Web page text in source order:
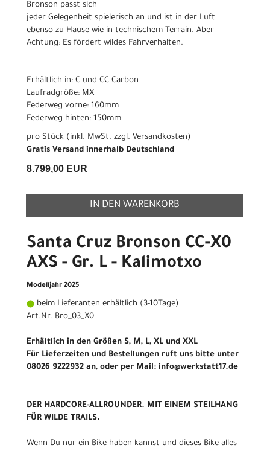
Bronson passt sich
jeder Gelegenheit spielerisch an und ist in der Luft
ebenso zu Hause wie in technischem Terrain. Aber
Achtung: Es fördert wildes Fahrverhalten.
Erhältlich in: C und CC Carbon
Laufradgröße: MX
Federweg vorne: 160mm
Federweg hinten: 150mm
pro Stück (inkl. MwSt. zzgl. Versandkosten)
Gratis Versand innerhalb Deutschland
8.799,00 EUR
IN DEN WARENKORB
Santa Cruz Bronson CC-X0
AXS - Gr. L - Kalimotxo
Modelljahr 2025
beim Lieferanten erhältlich (3-10Tage)
Art.Nr. Bro_03_X0
Erhältlich in den Größen S, M, L, XL und XXL
Für Lieferzeiten und Bestellungen ruft uns bitte unter
08026 9222932 an, oder per Mail: info@werkstatt17.de
DER HARDCORE-ALLROUNDER. MIT EINEM STEILHANG
FÜR WILDE TRAILS.
Wenn Du nur ein Bike haben kannst und dieses Bike alles